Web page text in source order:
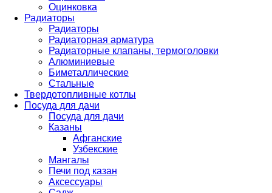
Оцинковка
Радиаторы
Радиаторы
Радиаторная арматура
Радиаторные клапаны, термоголовки
Алюминиевые
Биметаллические
Стальные
Твердотопливные котлы
Посуда для дачи
Посуда для дачи
Казаны
Афганские
Узбекские
Мангалы
Печи под казан
Аксессуары